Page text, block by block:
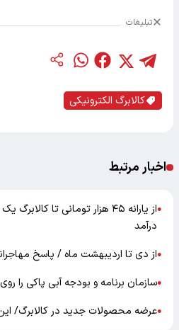
تبلیغات
کالابرگ الکترونیکی
اخبار مرتبط
●
از یارانه ۴۵ هزار تومانی تا
درآمد
●از دی تا اردیبهشت ماه / پاسخ
●سازمان برنامه و بودجه آبی پاکی
●عرضه محصولات جدید در کالابرگ/ این اقلام را ۸درصد